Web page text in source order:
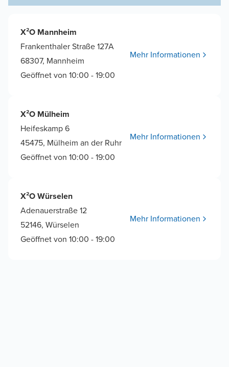
X²O Mannheim
Frankenthaler Straße 127A
68307, Mannheim
Geöffnet von 10:00 - 19:00
Mehr Informationen
X²O Mülheim
Heifeskamp 6
45475, Mülheim an der Ruhr
Geöffnet von 10:00 - 19:00
Mehr Informationen
X²O Würselen
Adenauerstraße 12
52146, Würselen
Geöffnet von 10:00 - 19:00
Mehr Informationen